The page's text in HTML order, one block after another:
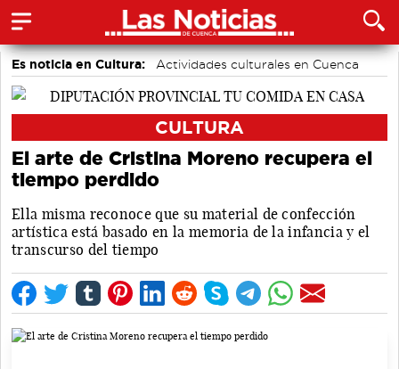
Es noticia en Cultura: Actividades culturales en Cuenca
CULTURA
El arte de Cristina Moreno recupera el
tiempo perdido
Ella misma reconoce que su material de confección
artística está basado en la memoria de la infancia y el
transcurso del tiempo